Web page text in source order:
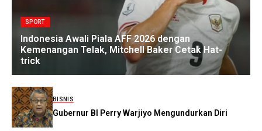
SPORT
Indonesia Awali Piala AFF 2026 dengan
Kemenangan Telak, Mitchell Baker Cetak Hat-
trick
BISNIS
Gubernur BI Perry Warjiyo Mengundurkan Diri